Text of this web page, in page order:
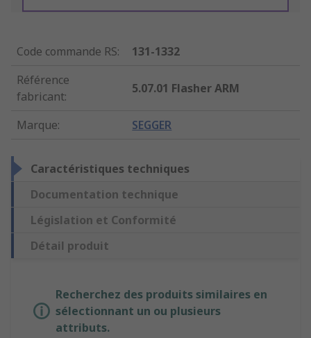
Code commande RS:
131-1332
Référence
fabricant:
5.07.01 Flasher ARM
Marque: SEGGER
Caractéristiques techniques
Documentation technique
Législation et Conformité
Détail produit
Recherchez des produits similaires en
sélectionnant un ou plusieurs
attributs.